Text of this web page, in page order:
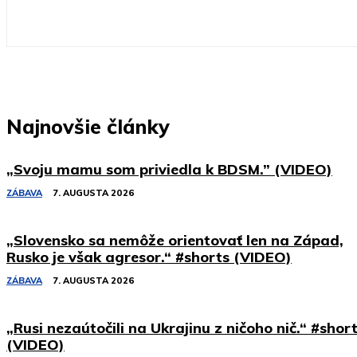
Najnovšie články
„Svoju mamu som priviedla k BDSM.” (VIDEO)
ZÁBAVA 7. AUGUSTA 2026
„Slovensko sa nemôže orientovať len na Západ,
Rusko je však agresor.“ #shorts (VIDEO)
ZÁBAVA 7. AUGUSTA 2026
„Rusi nezaútočili na Ukrajinu z ničoho nič.“
(VIDEO)